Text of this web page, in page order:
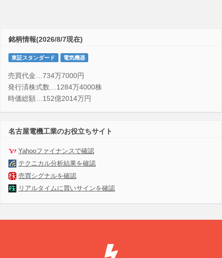
銘柄情報(2026/8/7現在)
東証スタンダード 電気機器
売買代金…734万7000円
発行済株式数…1284万4000株
時価総額…152億2014万円
名古屋電機工業のお役立ちサイト
Yahooファイナンスで確認
テクニカル分析結果を確認
売買シグナルを確認
リアルタイムに買いサインを確認